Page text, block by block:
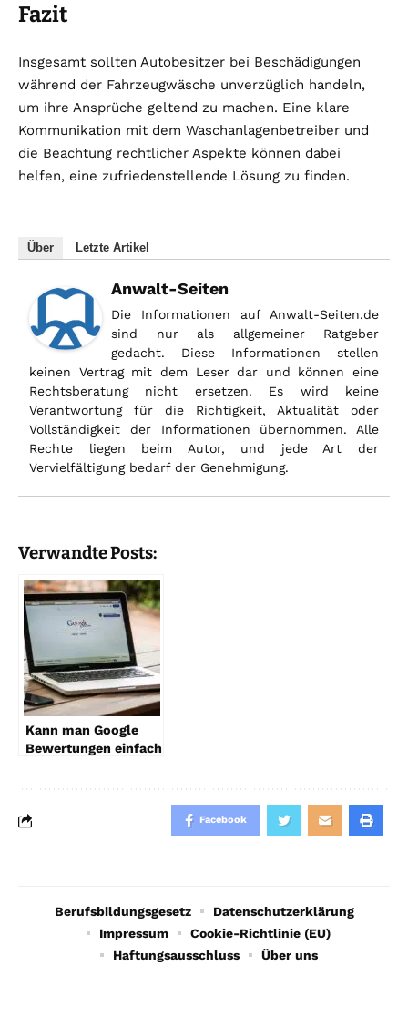
Fazit
Insgesamt sollten Autobesitzer bei Beschädigungen
während der Fahrzeugwäsche unverzüglich handeln,
um ihre Ansprüche geltend zu machen. Eine klare
Kommunikation mit dem Waschanlagenbetreiber und
die Beachtung rechtlicher Aspekte können dabei
helfen, eine zufriedenstellende Lösung zu finden.
Über Letzte Artikel
Anwalt-Seiten
Die Informationen auf Anwalt-Seiten.de
sind nur als allgemeiner Ratgeber
gedacht. Diese Informationen stellen
keinen Vertrag mit dem Leser dar und können eine
Rechtsberatung nicht ersetzen. Es wird keine
Verantwortung für die Richtigkeit, Aktualität oder
Vollständigkeit der Informationen übernommen. Alle
Rechte liegen beim Autor, und jede Art der
Vervielfältigung bedarf der Genehmigung.
Verwandte Posts:
Kann man Google
Bewertungen einfach
Facebook
Berufsbildungsgesetz
Datenschutzerklärung
Impressum
Cookie-Richtlinie (EU)
Haftungsausschluss
Über uns